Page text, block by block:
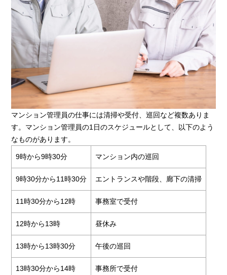
マンション管理員の仕事には清掃や受付、巡回など複数ありま
す。マンション管理員の1日のスケジュールとして、以下のよう
なものがあります。
9時から9時30分 マンション内の巡回
9時30分から11時30分 エントランスや階段、廊下の清掃
11時30分から12時 事務室で受付
12時から13時 昼休み
13時から13時30分 午後の巡回
13時30分から14時 事務所で受付